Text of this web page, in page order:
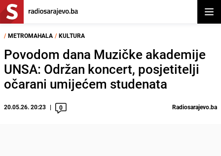
/ METROMAHALA / KULTURA
Povodom dana Muzičke akademije
UNSA: Održan koncert, posjetitelji
očarani umijećem studenata
20.05.26. 20:23 0 Radiosarajevo.ba